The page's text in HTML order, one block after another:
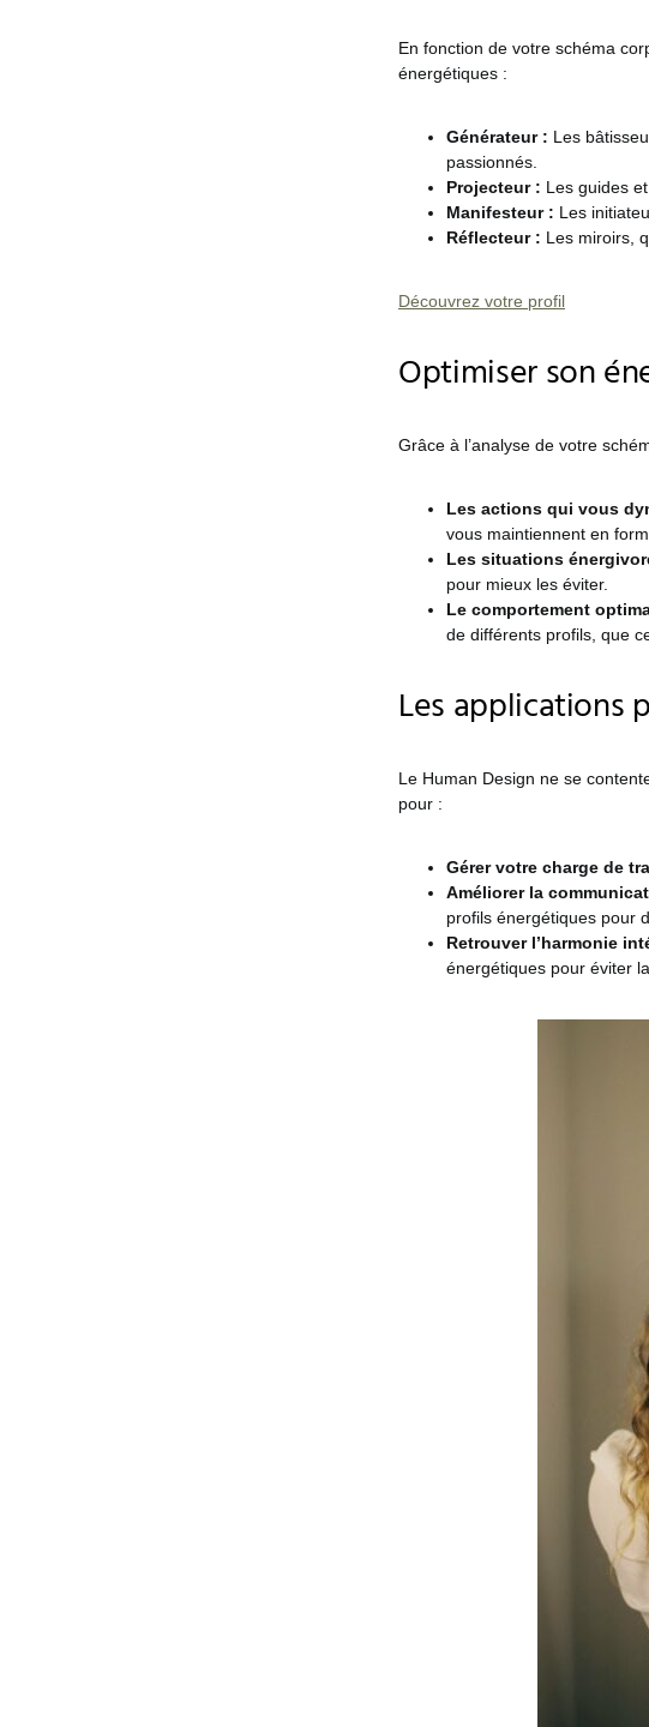
En fonction de votre schéma
énergétiques :
Générateur : Les
passionnés.
Projecteur : Les guides
Manifesteur : Les
Réflecteur : Les miroirs,
Découvrez votre profil
Optimiser son
Grâce à l’analyse de votre
Les actions qui vous
vous maintiennent en
Les situations
pour mieux les éviter.
Le comportement
de différents profils, que
Les applications
Le Human Design ne se
pour :
Gérer votre charge de
Améliorer la
profils énergétiques pour
Retrouver l’harmonie
énergétiques pour éviter